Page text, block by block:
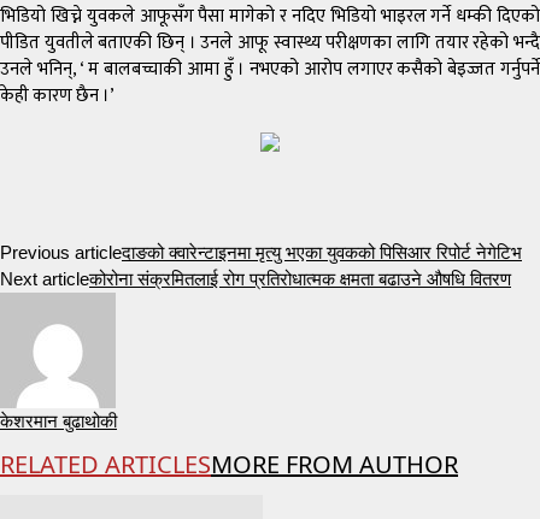
भिडियो खिच्ने युवकले आफूसँग पैसा मागेको र नदिए भिडियो भाइरल गर्ने धम्की दिएको
पीडित युवतीले बताएकी छिन् । उनले आफू स्वास्थ्य परीक्षणका लागि तयार रहेको भन्दै
उनले भनिन्, ‘ म बालबच्चाकी आमा हुँ । नभएको आरोप लगाएर कसैको बेइज्जत गर्नुपर्ने
केही कारण छैन ।’
Previous articleदाङको क्वारेन्टाइनमा मृत्यु भएका युवकको पिसिआर रिपोर्ट नेगेटिभ
Next articleकोरोना संक्रमितलाई रोग प्रतिरोधात्मक क्षमता बढाउने औषधि वितरण
केशरमान बुढाथोकी
RELATED ARTICLESMORE FROM AUTHOR